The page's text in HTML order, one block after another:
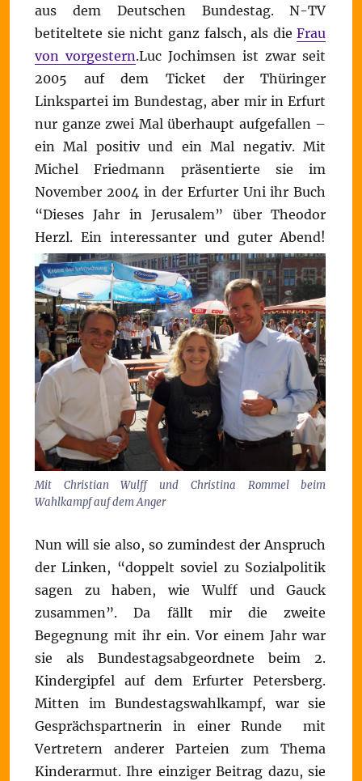
aus dem Deutschen Bundestag. N-TV
betiteltete sie nicht ganz falsch, als dieFrau
von vorgestern.Luc Jochimsen ist zwar seit
2005 auf dem Ticket der Thüringer
Linkspartei im Bundestag, aber mir in Erfurt
nur ganze zwei Mal überhaupt aufgefallen –
ein Mal positiv und ein Mal negativ. Mit
Michel Friedmann präsentierte sie im
November 2004 in der Erfurter Uni ihr Buch
“Dieses Jahr in Jerusalem” über Theodor
Herzl. Ein interessanter und guter Abend!
Mit Christian Wulff und Christina Rommel beim
Wahlkampf auf dem Anger
Nun will sie also, so zumindest der Anspruch
der Linken, “doppelt soviel zu Sozialpolitik
sagen zu haben, wie Wulff und Gauck
zusammen”. Da fällt mir die zweite
Begegnung mit ihr ein. Vor einem Jahr war
sie als Bundestagsabgeordnete beim 2.
Kindergipfel auf dem Erfurter Petersberg.
Mitten im Bundestagswahlkampf, war sie
Gesprächspartnerin in einer Runde mit
Vertretern anderer Parteien zum Thema
Kinderarmut. Ihre einziger Beitrag dazu, sie